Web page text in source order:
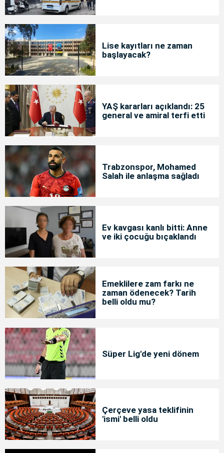
Lise kayıtları ne zaman
başlayacak?
YAŞ kararları açıklandı: 25
general ve amiral terfi etti
Trabzonspor, Mohamed
Salah ile anlaşma sağladı
Ev kavgası kanlı bitti: Anne
ve iki çocuğu bıçaklandı
Emeklilere zam farkı ne
zaman ödenecek? Tarih
belli oldu mu?
Süper Lig'de yeni dönem
Çerçeve yasa teklifinin
'ismi' belli oldu